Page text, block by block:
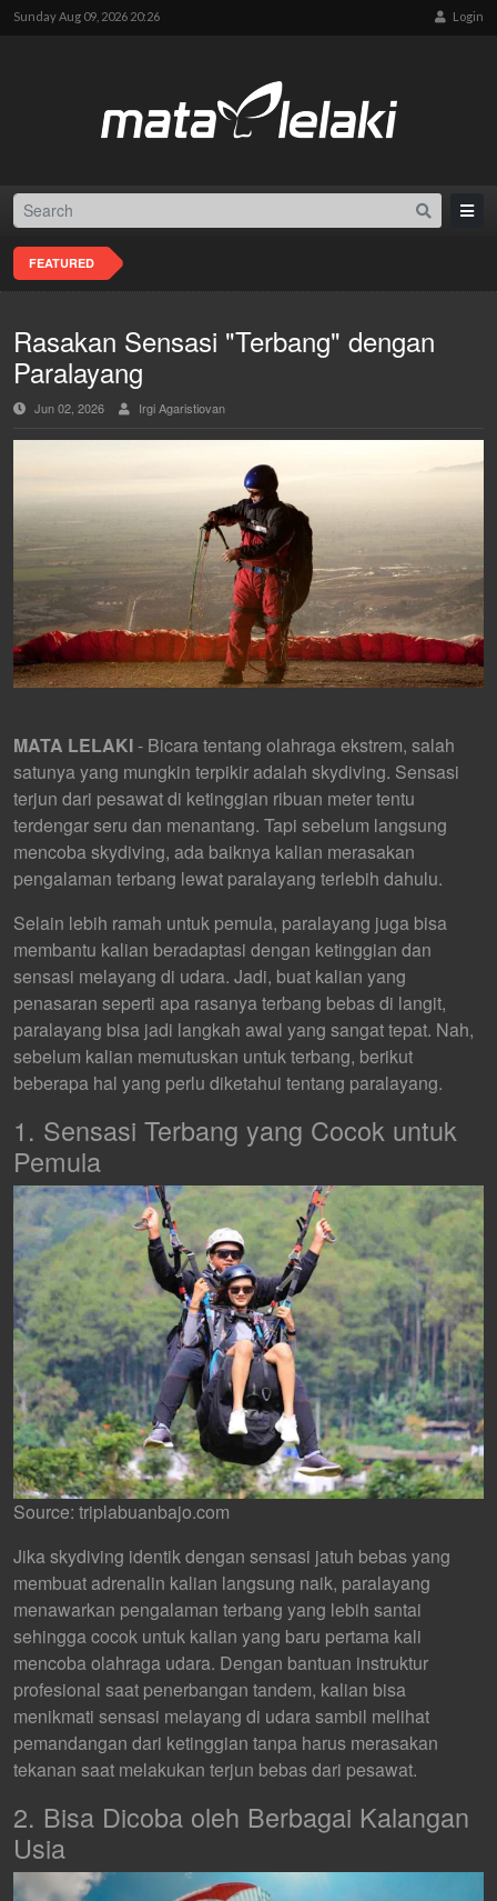
Sunday Aug 09, 2026 20:26 Login
FEATURED
Rasakan Sensasi "Terbang" dengan
Paralayang
Jun 02, 2026 Irgi Agaristiovan
MATA LELAKI- Bicara tentang olahraga ekstrem, salah
satunya yang mungkin terpikir adalah skydiving. Sensasi
terjun dari pesawat di ketinggian ribuan meter tentu
terdengar seru dan menantang. Tapi sebelum langsung
mencoba skydiving, ada baiknya kalian merasakan
pengalaman terbang lewat paralayang terlebih dahulu.
Selain lebih ramah untuk pemula, paralayang juga bisa
membantu kalian beradaptasi dengan ketinggian dan
sensasi melayang di udara. Jadi, buat kalian yang
penasaran seperti apa rasanya terbang bebas di langit,
paralayang bisa jadi langkah awal yang sangat tepat. Nah,
sebelum kalian memutuskan untuk terbang, berikut
beberapa hal yang perlu diketahui tentang paralayang.
1. Sensasi Terbang yang Cocok untuk
Pemula
Source: triplabuanbajo.com
Jika skydiving identik dengan sensasi jatuh bebas yang
membuat adrenalin kalian langsung naik, paralayang
menawarkan pengalaman terbang yang lebih santai
sehingga cocok untuk kalian yang baru pertama kali
mencoba olahraga udara. Dengan bantuan instruktur
profesional saat penerbangan tandem, kalian bisa
menikmati sensasi melayang di udara sambil melihat
pemandangan dari ketinggian tanpa harus merasakan
tekanan saat melakukan terjun bebas dari pesawat.
2. Bisa Dicoba oleh Berbagai Kalangan
Usia